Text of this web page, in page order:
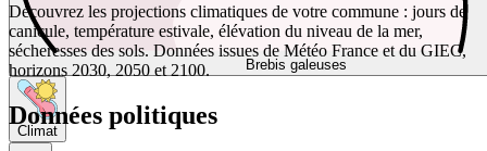
Brebis galeuses
Climat
Découvrez les projections climatiques de votre commune : jours de
canicule, température estivale, élévation du niveau de la mer,
sécheresses des sols. Données issues de Météo France et du GIEC,
horizons 2030, 2050 et 2100.
Données politiques